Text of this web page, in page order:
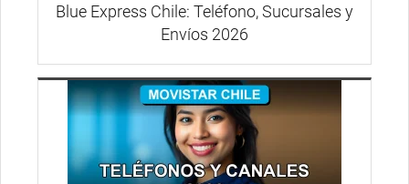
Blue Express Chile: Teléfono, Sucursales y
Envíos 2026